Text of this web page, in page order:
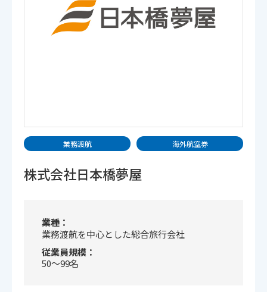
業務渡航 海外航空券
株式会社日本橋夢屋
業種
業務渡航を中心とした総合旅行会社
従業員規模
50～99名